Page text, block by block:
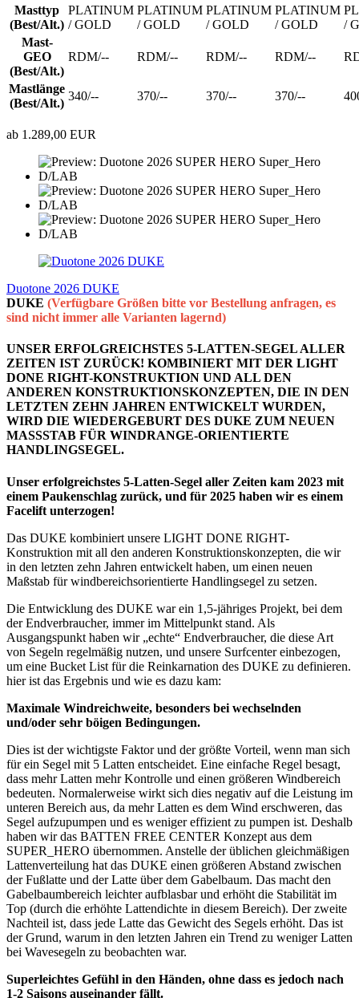
Masttyp
(Best/Alt.)
PLATINUM
/ GOLD
PLATINUM
/ GOLD
PLATINUM
/ GOLD
PLATINUM
/ GOLD
/
Mast-
GEO
(Best/Alt.)
RDM/-- RDM/-- RDM/-- RDM/--
Mastlänge
(Best/Alt.)
340/-- 370/-- 370/-- 370/--
ab 1.289,00 EUR
Duotone 2026 DUKE
DUKE (Verfügbare Größen bitte vor Bestellung anfragen, es
sind nicht immer alle Varianten lagernd)
UNSER ERFOLGREICHSTES 5-LATTEN-SEGEL ALLER
ZEITEN IST ZURÜCK! KOMBINIERT MIT DER LIGHT
DONE RIGHT-KONSTRUKTION UND ALL DEN
ANDEREN KONSTRUKTIONSKONZEPTEN, DIE IN DEN
LETZTEN ZEHN JAHREN ENTWICKELT WURDEN,
WIRD DIE WIEDERGEBURT DES DUKE ZUM NEUEN
MASSSTAB FÜR WINDRANGE-ORIENTIERTE
HANDLINGSEGEL.
Unser erfolgreichstes 5-Latten-Segel aller Zeiten kam 2023 mit
einem Paukenschlag zurück, und für 2025 haben wir es einem
Facelift unterzogen!
Das DUKE kombiniert unsere LIGHT DONE RIGHT-
Konstruktion mit all den anderen Konstruktionskonzepten, die wir
in den letzten zehn Jahren entwickelt haben, um einen neuen
Maßstab für windbereichsorientierte Handlingsegel zu setzen.
Die Entwicklung des DUKE war ein 1,5-jähriges Projekt, bei dem
der Endverbraucher, immer im Mittelpunkt stand. Als
Ausgangspunkt haben wir „echte“ Endverbraucher, die diese Art
von Segeln regelmäßig nutzen, und unsere Surfcenter einbezogen,
um eine Bucket List für die Reinkarnation des DUKE zu definieren.
hier ist das Ergebnis und wie es dazu kam:
Maximale Windreichweite, besonders bei wechselnden
und/oder sehr böigen Bedingungen.
Dies ist der wichtigste Faktor und der größte Vorteil, wenn man sich
für ein Segel mit 5 Latten entscheidet. Eine einfache Regel besagt,
dass mehr Latten mehr Kontrolle und einen größeren Windbereich
bedeuten. Normalerweise wirkt sich dies negativ auf die Leistung im
unteren Bereich aus, da mehr Latten es dem Wind erschweren, das
Segel aufzupumpen und es weniger effizient zu pumpen ist. Deshalb
haben wir das BATTEN FREE CENTER Konzept aus dem
SUPER_HERO übernommen. Anstelle der üblichen gleichmäßigen
Lattenverteilung hat das DUKE einen größeren Abstand zwischen
der Fußlatte und der Latte über dem Gabelbaum. Das macht den
Gabelbaumbereich leichter aufblasbar und erhöht die Stabilität im
Top (durch die erhöhte Lattendichte in diesem Bereich). Der zweite
Nachteil ist, dass jede Latte das Gewicht des Segels erhöht. Das ist
der Grund, warum in den letzten Jahren ein Trend zu weniger Latten
bei Wavesegeln zu beobachten war.
Superleichtes Gefühl in den Händen, ohne dass es jedoch nach
1-2 Saisons auseinander fällt.